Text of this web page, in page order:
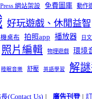
網站架設 免費圖庫 動作
好玩遊戲、休閒益智
桌布 拍照app 播放器 日
照片編輯 物理遊戲 環境
睡眠音樂 舒壓 英語學習 解
(Contact Us) | 廣告刊登|